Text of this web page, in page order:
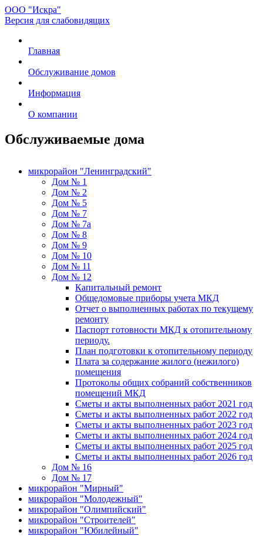
ООО "Искра"
Версия для слабовидящих
Главная
Обслуживание домов
Информация
О компании
Обслуживаемые дома
микрорайон "Ленинградский"
Дом № 1
Дом № 2
Дом № 5
Дом № 7
Дом № 7а
Дом № 8
Дом № 9
Дом № 10
Дом № 11
Дом № 12
Капитальный ремонт
Общедомовые приборы учета МКД
Отчет о выполненных работах по текущему
ремонту
Паспорт готовности МКД к отопительному
периоду.
План подготовки к отопительному периоду
Плата за содержание жилого (нежилого)
помещения
Протоколы общих собраний собственников
помещений МКД
Сметы и акты выполненных работ 2021 год
Сметы и акты выполненных работ 2022 год
Сметы и акты выполненных работ 2023 год
Сметы и акты выполненных работ 2024 год
Сметы и акты выполненных работ 2025 год
Сметы и акты выполненных работ 2026 год
Дом № 16
Дом № 17
микрорайон "Мирный"
микрорайон "Молодежный"
микрорайон "Олимпийский"
микрорайон "Строителей"
микрорайон "Юбилейный"